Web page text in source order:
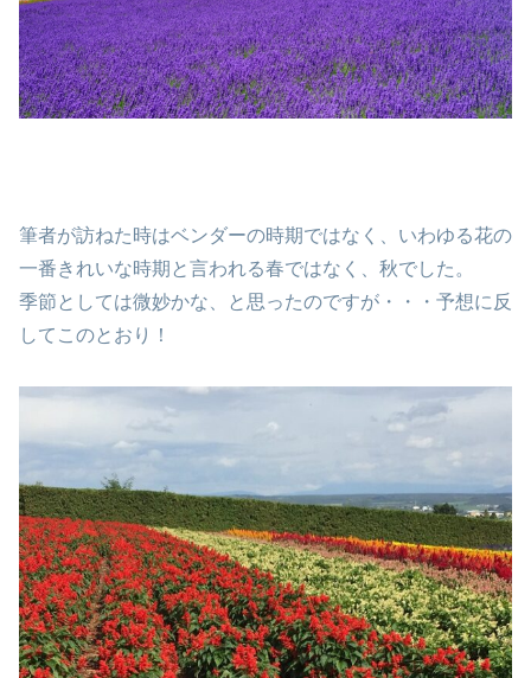
筆者が訪ねた時はベンダーの時期ではなく、いわゆる花の
一番きれいな時期と言われる春ではなく、秋でした。
季節としては微妙かな、と思ったのですが・・・予想に反
してこのとおり！